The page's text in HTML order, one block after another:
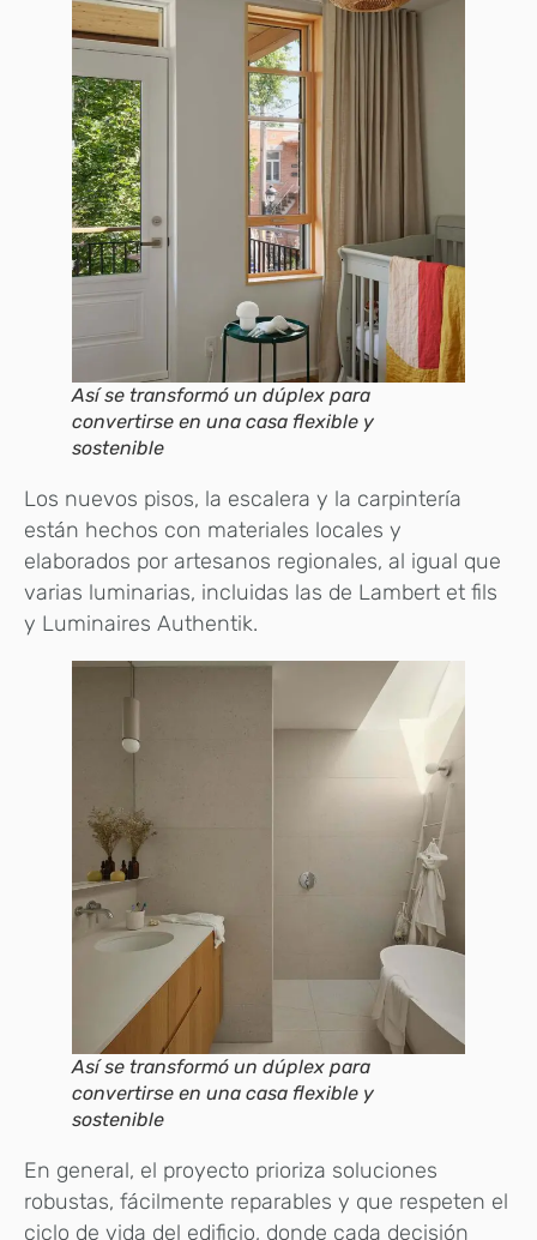
Así se transformó un dúplex para
convertirse en una casa flexible y
sostenible
Los nuevos pisos, la escalera y la carpintería
están hechos con materiales locales y
elaborados por artesanos regionales, al igual que
varias luminarias, incluidas las de Lambert et fils
y Luminaires Authentik.
Así se transformó un dúplex para
convertirse en una casa flexible y
sostenible
En general, el proyecto prioriza soluciones
robustas, fácilmente reparables y que respeten el
ciclo de vida del edificio, donde cada decisión